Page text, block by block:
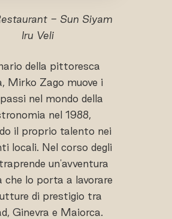
- Sun Siyam
Iru Veli
della pittoresca
Mirko Zago muove i
nel mondo della
nel 1988,
il proprio talento nei
locali. Nel corso degli
un'avventura
che lo porta a lavorare
di prestigio tra
Ginevra e Maiorca.